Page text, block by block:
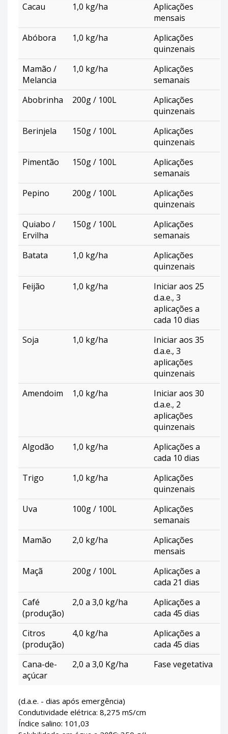
Cacau
1,0 kg/ha
Aplicações
mensais
Abóbora
1,0 kg/ha
Aplicações
quinzenais
Mamão /
Melancia
1,0 kg/ha
Aplicações
semanais
Abobrinha
200g / 100L
Aplicações
quinzenais
Berinjela
150g / 100L
Aplicações
quinzenais
Pimentão
150g / 100L
Aplicações
semanais
Pepino
200g / 100L
Aplicações
quinzenais
Quiabo /
Ervilha
150g / 100L
Aplicações
semanais
Batata
1,0 kg/ha
Aplicações
quinzenais
Feijão
1,0 kg/ha
Iniciar aos 25
d.a.e., 3
aplicações a
cada 10 dias
Soja
1,0 kg/ha
Iniciar aos 35
d.a.e., 3
aplicações
quinzenais
Amendoim
1,0 kg/ha
Iniciar aos 30
d.a.e., 2
aplicações
quinzenais
Algodão
1,0 kg/ha
Aplicações a
cada 10 dias
Trigo
1,0 kg/ha
Aplicações
quinzenais
Uva
100g / 100L
Aplicações
semanais
Mamão
2,0 kg/ha
Aplicações
mensais
Maçã
200g / 100L
Aplicações a
cada 21 dias
Café
(produção)
2,0 a 3,0 kg/ha
Aplicações a
cada 45 dias
Citros
(produção)
4,0 kg/ha
Aplicações a
cada 45 dias
Cana-de-
açúcar
2,0 a 3,0 Kg/ha Fase vegetativa
(d.a.e. - dias após emergência)
Condutividade elétrica: 8,275 mS/cm
Índice salino: 101,03